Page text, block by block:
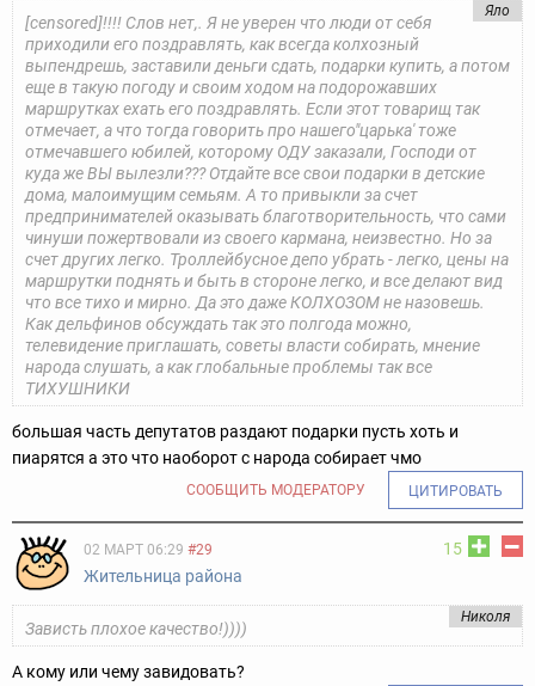
Яло
[censored]!!!! Слов нет,. Я не уверен что люди от себя
приходили его поздравлять, как всегда колхозный
выпендрешь, заставили деньги сдать, подарки купить, а потом
еще в такую погоду и своим ходом на подорожавших
маршрутках ехать его поздравлять. Если этот товарищ так
отмечает, а что тогда говорить про нашего"царька' тоже
отмечавшего юбилей, которому ОДУ заказали, Господи от
куда же ВЫ вылезли??? Отдайте все свои подарки в детские
дома, малоимущим семьям. А то привыкли за счет
предпринимателей оказывать благотворительность, что сами
чинуши пожертвовали из своего кармана, неизвестно. Но за
счет других легко. Троллейбусное депо убрать - легко, цены на
маршрутки поднять и быть в стороне легко, и все делают вид
что все тихо и мирно. Да это даже КОЛХОЗОМ не назовешь.
Как дельфинов обсуждать так это полгода можно,
телевидение приглашать, советы власти собирать, мнение
народа слушать, а как глобальные проблемы так все
ТИХУШНИКИ
большая часть депутатов раздают подарки пусть хоть и
пиарятся а это что наоборот с народа собирает чмо
СООБЩИТЬ МОДЕРАТОРУ ЦИТИРОВАТЬ
15
02 МАРТ 06:29 #29
Жительница района
Николя
Зависть плохое качество!))))
А кому или чему завидовать?